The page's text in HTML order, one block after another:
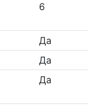
6
Да
Да
Да